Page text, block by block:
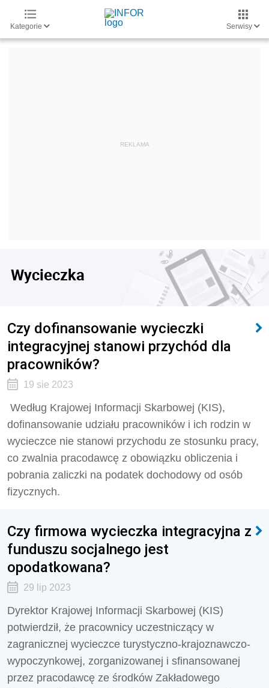
Kategorie Serwisy
Wycieczka
Czy dofinansowanie wycieczki
integracyjnej stanowi przychód dla
pracowników?
19 sie 2023
Według Krajowej Informacji Skarbowej (KIS),
dofinansowanie udziału pracowników i ich rodzin w
wycieczce nie stanowi przychodu ze stosunku pracy,
co zwalnia pracodawcę z obowiązku obliczenia i
pobrania zaliczki na podatek dochodowy od osób
fizycznych.
Czy firmowa wycieczka integracyjna z
funduszu socjalnego jest
opodatkowana?
29 lip 2023
Dyrektor Krajowej Informacji Skarbowej (KIS)
potwierdził, że pracownicy uczestniczący w
zagranicznej wycieczce turystyczno-krajoznawczo-
wypoczynkowej, zorganizowanej i sfinansowanej
przez pracodawcę ze środków Zakładowego